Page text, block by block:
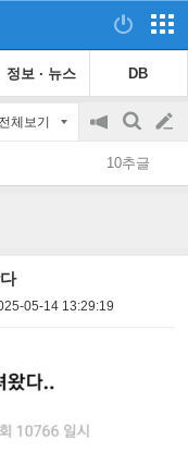
정보 · 뉴스 DB
전체보기
공
지
on/off
검
색
글
쓰
10추글
05-14 13:29:19